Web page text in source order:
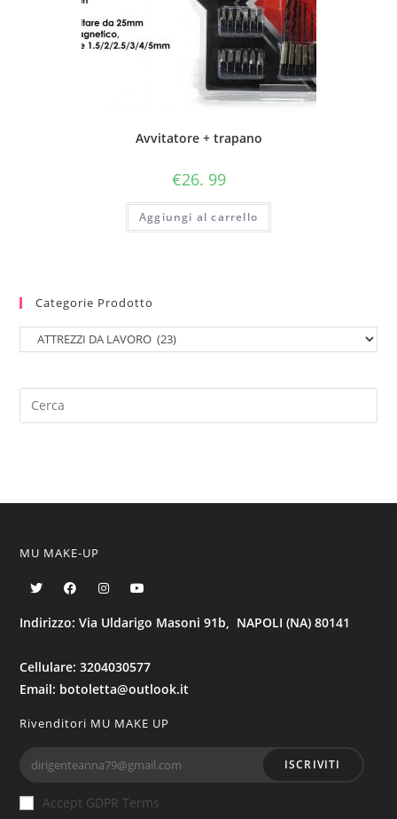
Avvitatore + trapano
€26. 99
Aggiungi al carrello
Categorie Prodotto
MU MAKE-UP
Indirizzo: Via Uldarigo Masoni 91b, NAPOLI (NA) 80141
Cellulare: 3204030577
Email: botoletta@outlook.it
Rivenditori MU MAKE UP
ISCRIVITI
Accept GDPR Terms